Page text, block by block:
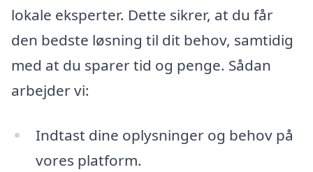
lokale eksperter. Dette sikrer, at du får
den bedste løsning til dit behov, samtidig
med at du sparer tid og penge. Sådan
arbejder vi:
Indtast dine oplysninger og behov på
vores platform.